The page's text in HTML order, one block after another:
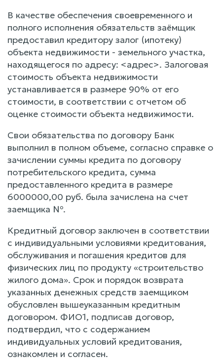
В качестве обеспечения своевременного и
полного исполнения обязательств заёмщик
предоставил кредитору залог (ипотеку)
объекта недвижимости - земельного участка,
находящегося по адресу: <адрес>. Залоговая
стоимость объекта недвижимости
устанавливается в размере 90% от его
стоимости, в соответствии с отчетом об
оценке стоимости объекта недвижимости.
Свои обязательства по договору Банк
выполнил в полном объеме, согласно справке о
зачислении суммы кредита по договору
потребительского кредита, сумма
предоставленного кредита в размере
6000000,00 руб. была зачислена на счет
заемщика №.
Кредитный договор заключен в соответствии
с индивидуальными условиями кредитования,
обслуживания и погашения кредитов для
физических лиц по продукту «строительство
жилого дома». Срок и порядок возврата
указанных денежных средств заемщиком
обусловлен вышеуказанным кредитным
договором. ФИО1, подписав договор,
подтвердил, что с содержанием
индивидуальных условий кредитования,
ознакомлен и согласен.